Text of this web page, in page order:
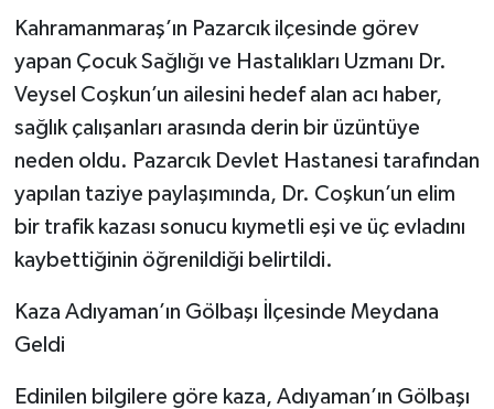
Kahramanmaraş’ın Pazarcık ilçesinde görev
yapan Çocuk Sağlığı ve Hastalıkları Uzmanı Dr.
Veysel Coşkun’un ailesini hedef alan acı haber,
sağlık çalışanları arasında derin bir üzüntüye
neden oldu. Pazarcık Devlet Hastanesi tarafından
yapılan taziye paylaşımında, Dr. Coşkun’un elim
bir trafik kazası sonucu kıymetli eşi ve üç evladını
kaybettiğinin öğrenildiği belirtildi.
Kaza Adıyaman’ın Gölbaşı İlçesinde Meydana
Geldi
Edinilen bilgilere göre kaza, Adıyaman’ın Gölbaşı